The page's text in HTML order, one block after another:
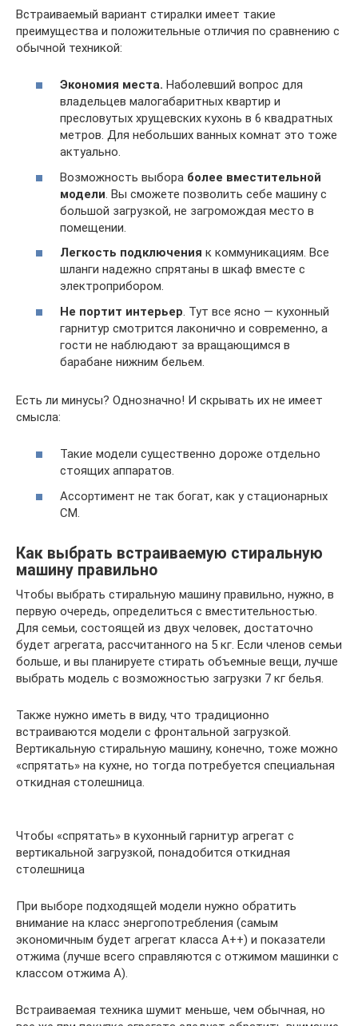
Встраиваемый вариант стиралки имеет такие
преимущества и положительные отличия по сравнению с
обычной техникой:
Экономия места. Наболевший вопрос для
владельцев малогабаритных квартир и
пресловутых хрущевских кухонь в 6 квадратных
метров. Для небольших ванных комнат это тоже
актуально.
Возможность выбора более вместительной
модели . Вы сможете позволить себе машину с
большой загрузкой, не загромождая место в
помещении.
Легкость подключения к коммуникациям. Все
шланги надежно спрятаны в шкаф вместе с
электроприбором.
Не портит интерьер . Тут все ясно — кухонный
гарнитур смотрится лаконично и современно, а
гости не наблюдают за вращающимся в
барабане нижним бельем.
Есть ли минусы? Однозначно! И скрывать их не имеет
смысла:
Такие модели существенно дороже отдельно
стоящих аппаратов.
Ассортимент не так богат, как у стационарных
СМ.
Как выбрать встраиваемую стиральную
машину правильно
Чтобы выбрать стиральную машину правильно, нужно, в
первую очередь, определиться с вместительностью.
Для семьи, состоящей из двух человек, достаточно
будет агрегата, рассчитанного на 5 кг. Если членов семьи
больше, и вы планируете стирать объемные вещи, лучше
выбрать модель с возможностью загрузки 7 кг белья.
Также нужно иметь в виду, что традиционно
встраиваются модели с фронтальной загрузкой.
Вертикальную стиральную машину, конечно, тоже можно
«спрятать» на кухне, но тогда потребуется специальная
откидная столешница.
Чтобы «спрятать» в кухонный гарнитур агрегат с
вертикальной загрузкой, понадобится откидная
столешница
При выборе подходящей модели нужно обратить
внимание на класс энергопотребления (самым
экономичным будет агрегат класса А++) и показатели
отжима (лучше всего справляются с отжимом машинки с
классом отжима А).
Встраиваемая техника шумит меньше, чем обычная, но